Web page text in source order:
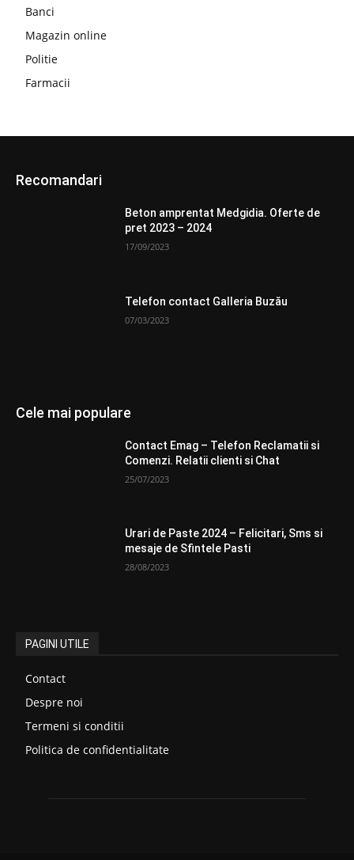
Banci
Magazin online
Politie
Farmacii
Recomandari
Beton amprentat Medgidia. Oferte de
pret 2023 – 2024
17/09/2023
Telefon contact Galleria Buzău
07/03/2023
Cele mai populare
Contact Emag – Telefon Reclamatii si
Comenzi. Relatii clienti si Chat
25/07/2023
Urari de Paste 2024 – Felicitari, Sms si
mesaje de Sfintele Pasti
28/08/2023
PAGINI UTILE
Contact
Despre noi
Termeni si conditii
Politica de confidentialitate